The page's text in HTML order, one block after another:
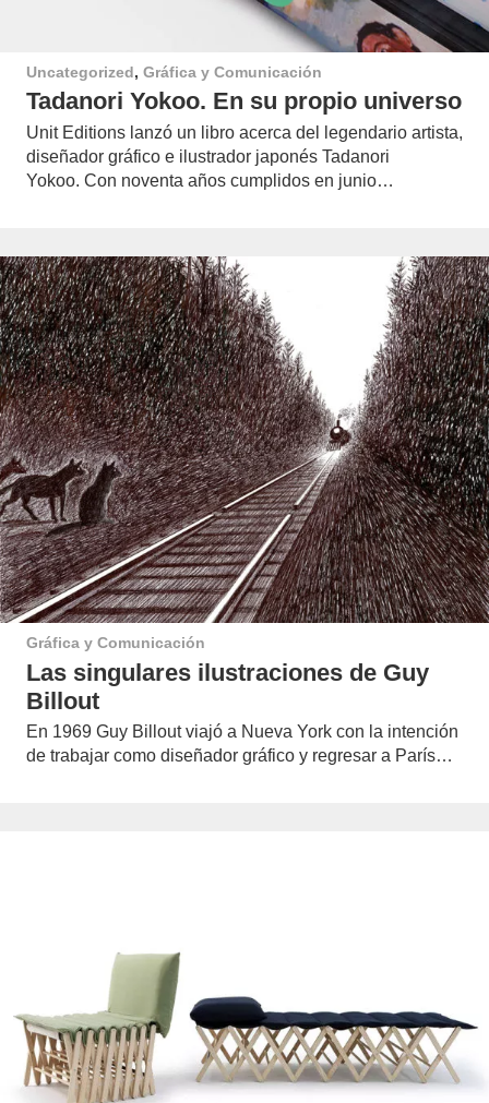
Uncategorized, Gráfica y Comunicación
Tadanori Yokoo. En su propio universo
Unit Editions lanzó un libro acerca del legendario artista,
diseñador gráfico e ilustrador japonés Tadanori
Yokoo. Con noventa años cumplidos en junio…
Gráfica y Comunicación
Las singulares ilustraciones de Guy
Billout
En 1969 Guy Billout viajó a Nueva York con la intención
de trabajar como diseñador gráfico y regresar a París…